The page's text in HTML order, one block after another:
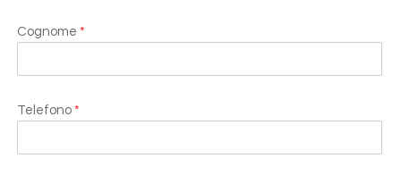
Cognome *
Telefono *